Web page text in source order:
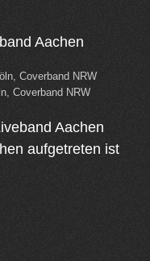
Aachen
Coverband NRW
Aachen
aufgetreten ist